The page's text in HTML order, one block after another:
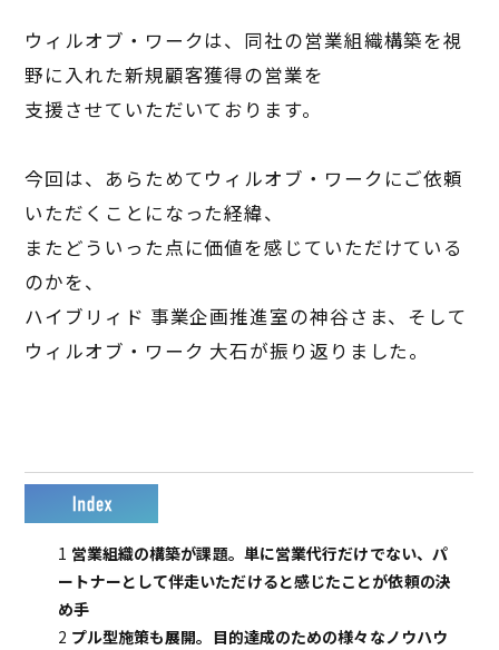
ウィルオブ・ワークは、同社の営業組織構築を視
野に入れた新規顧客獲得の営業を
支援させていただいております。
今回は、あらためてウィルオブ・ワークにご依頼
いただくことになった経緯、
またどういった点に価値を感じていただけている
のかを、
ハイブリィド 事業企画推進室の神谷さま、そして
ウィルオブ・ワーク 大石が振り返りました。
1 営業組織の構築が課題。単に営業代行だけでない、パ
ートナーとして伴走いただけると感じたことが依頼の決
め手
2 プル型施策も展開。目的達成のための様々なノウハウ